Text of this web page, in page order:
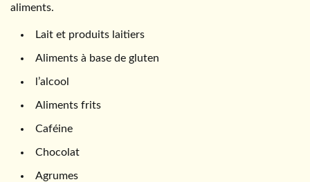
aliments.
Lait et produits laitiers
Aliments à base de gluten
l’alcool
Aliments frits
Caféine
Chocolat
Agrumes